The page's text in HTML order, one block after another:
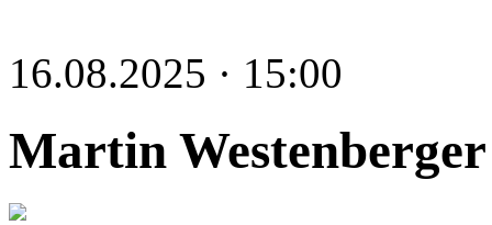
16.08.2025 · 15:00
Martin Westenberger